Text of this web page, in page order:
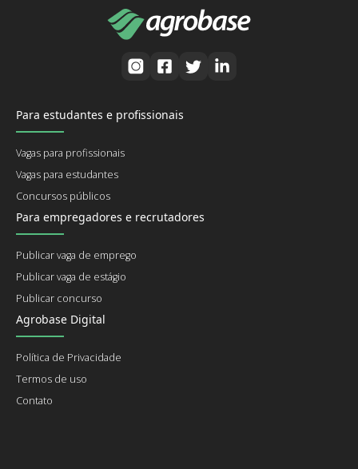
Para estudantes e profissionais
Vagas para profissionais
Vagas para estudantes
Concursos públicos
Para empregadores e recrutadores
Publicar vaga de emprego
Publicar vaga de estágio
Publicar concurso
Agrobase Digital
Política de Privacidade
Termos de uso
Contato